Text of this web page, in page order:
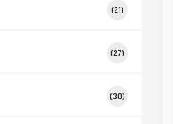
(21)
(27)
(30)